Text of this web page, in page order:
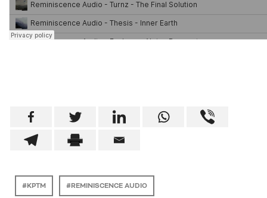
KPTM REMINISCENCE AUDIO